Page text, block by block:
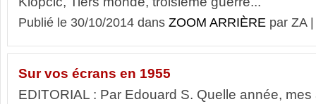
Publié le 30/10/2014 dans ZOOM ARRIÈRE par ZA
Sur vos écrans en 1955
EDITORIAL : Par Edouard S. Quelle année,